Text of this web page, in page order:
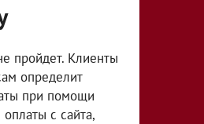
пройдет. Клиенты
определит
при помощи
с сайта,